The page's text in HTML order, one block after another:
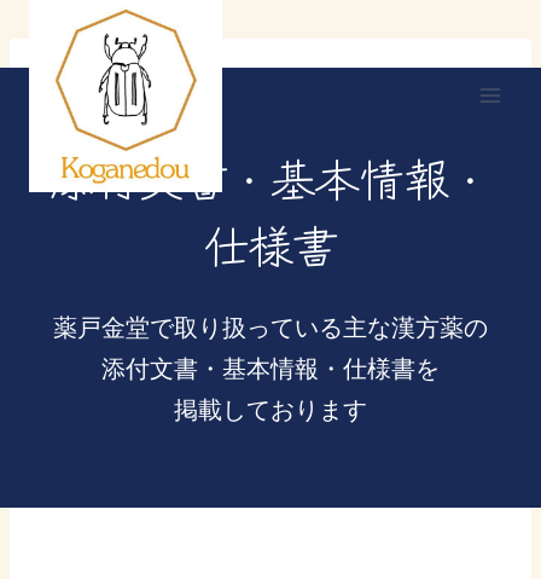
容
添付文書・基本情報・
仕様書
薬戸金堂で取り扱っている主な漢方薬の
添付文書・基本情報・仕様書を
掲載しております